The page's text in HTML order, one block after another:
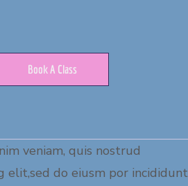
Book A Class
veniam, quis nostrud
elit,sed do eiusm por incididunt